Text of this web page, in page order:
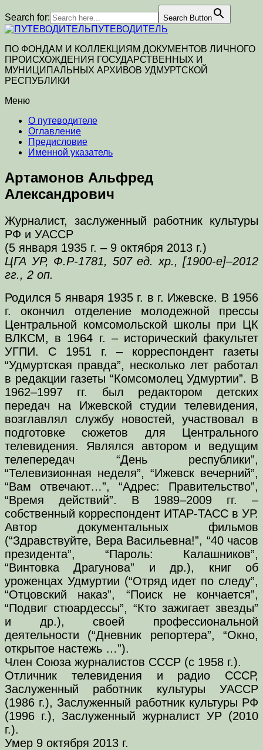
Search for: Search Button
ПУТЕВОДИТЕЛЬ
ПО ФОНДАМ И КОЛЛЕКЦИЯМ ДОКУМЕНТОВ ЛИЧНОГО
ПРОИСХОЖДЕНИЯ ГОСУДАРСТВЕННЫХ И
МУНИЦИПАЛЬНЫХ АРХИВОВ УДМУРТСКОЙ
РЕСПУБЛИКИ
Меню
О путеводителе
Оглавление
Предисловие
Именной указатель
Артамонов Альфред
Александрович
Журналист, заслуженный работник культуры
РФ и УАССР
(5 января 1935 г. – 9 октября 2013 г.)
ЦГА УР, Ф.Р-1781, 507 ед. хр., [1900-е]–2012
гг., 2 оп.
Родился 5 января 1935 г. в г. Ижевске. В 1956
г. окончил отделение молодежной прессы
Центральной комсомольской школы при ЦК
ВЛКСМ, в 1964 г. – исторический факультет
УГПИ. С 1951 г. – корреспондент газеты
“Удмуртская правда”, несколько лет работал
в редакции газеты “Комсомолец Удмуртии”. В
1962–1997 гг. был редактором детских
передач на Ижевской студии телевидения,
возглавлял службу новостей, участвовал в
подготовке сюжетов для Центрального
телевидения. Являлся автором и ведущим
телепередач “День республики”,
“Телевизионная неделя”, “Ижевск вечерний”,
“Вам отвечают…”, “Адрес: Правительство”,
“Время действий”. В 1989–2009 гг. –
собственный корреспондент ИТАР-ТАСС в УР.
Автор документальных фильмов
(“Здравствуйте, Вера Васильевна!”, “40 часов
президента”, “Пароль: Калашников”,
“Винтовка Драгунова” и др.), книг об
уроженцах Удмуртии (“Отряд идет по следу”,
“Отцовский наказ”, “Поиск не кончается”,
“Подвиг стюардессы”, “Кто зажигает звезды”
и др.), своей профессиональной
деятельности (“Дневник репортера”, “Окно,
открытое настежь …”).
Член Союза журналистов СССР (с 1958 г.).
Отличник телевидения и радио СССР,
Заслуженный работник культуры УАССР
(1986 г.), Заслуженный работник культуры РФ
(1996 г.), Заслуженный журналист УР (2010
г.).
Умер 9 октября 2013 г.